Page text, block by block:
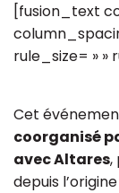
[fusion_text
rule_size= » »
Cet
coorganisé
avec Altares,
depuis